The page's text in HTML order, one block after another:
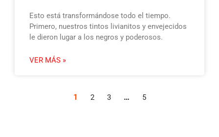
Esto está transformándose todo el tiempo.
Primero, nuestros tintos livianitos y envejecidos
le dieron lugar a los negros y poderosos.
VER MÁS »
1 2 3 … 5